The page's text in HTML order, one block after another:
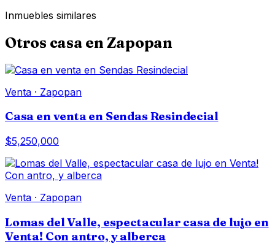
Inmuebles similares
Otros casa en Zapopan
Venta · Zapopan
Casa en venta en Sendas Resindecial
$5,250,000
Venta · Zapopan
Lomas del Valle, espectacular casa de lujo en
Venta! Con antro, y alberca